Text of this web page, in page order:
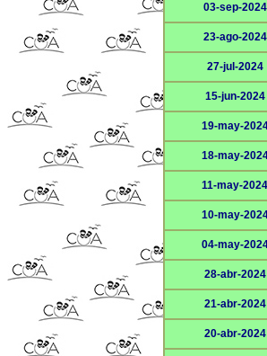
03-sep-2024
23-ago-2024
27-jul-2024
15-jun-2024
19-may-
18-may-
11-may-2024
10-may-
04-may-
28-abr-2024
21-abr-2024
20-abr-2024